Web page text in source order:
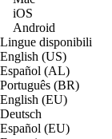
iOS
Android
Lingue disponibili
English (US)
Español (AL)
Português (BR)
English (EU)
Deutsch
Español (EU)